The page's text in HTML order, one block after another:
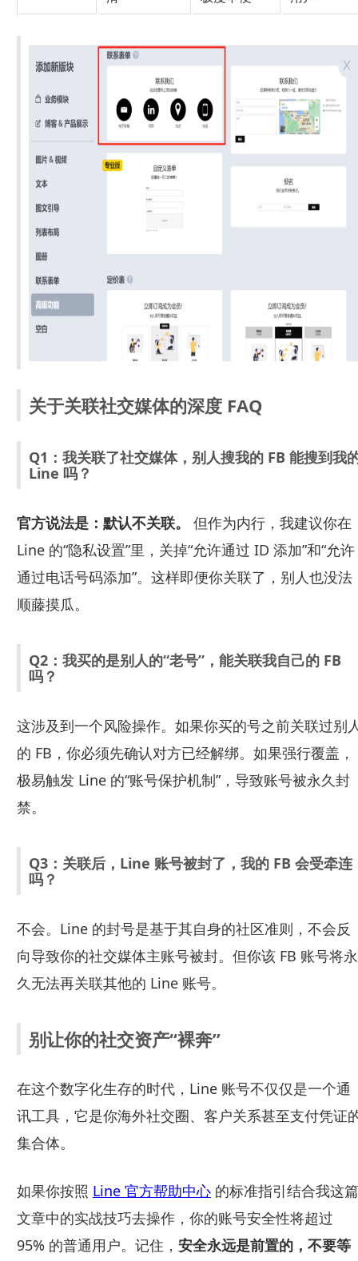
关于关联社交媒体的深度 FAQ
Q1：我关联了社交媒体，别人搜我的 FB 能搜到我
Line 吗？
官方说法是：默认不关联。
但作为内行，我建议你在
Line 的“隐私设置”里，关掉“允许通过 ID 添加”和“允许
通过电话号码添加”。这样即便你关联了，别人也没法
顺藤摸瓜。
Q2：我买的是别人的“老号”，能关联我自己的 FB
吗？
这涉及到一个风险操作。如果你买的号之前关联过别
的 FB，你必须先确认对方已经解绑。如果强行覆盖，
极易触发 Line 的“账号保护机制”，导致账号被永久封
禁。
Q3：关联后，Line 账号被封了，我的 FB 会受牵连
吗？
不会。Line 的封号是基于其自身的社区准则，不会反
向导致你的社交媒体主账号被封。但你该 FB 账号将永
久无法再关联其他的 Line 账号。
别让你的社交资产“裸奔”
在这个数字化生存的时代，Line 账号不仅仅是一个通
讯工具，它是你海外社交圈、客户关系甚至支付凭证
集合体。
如果你按照 Line 官方帮助中心的标准指引结合我这篇
文章中的实战技巧去操作，你的账号安全性将超过
95% 的普通用户。记住， 安全永远是前置的，不要等